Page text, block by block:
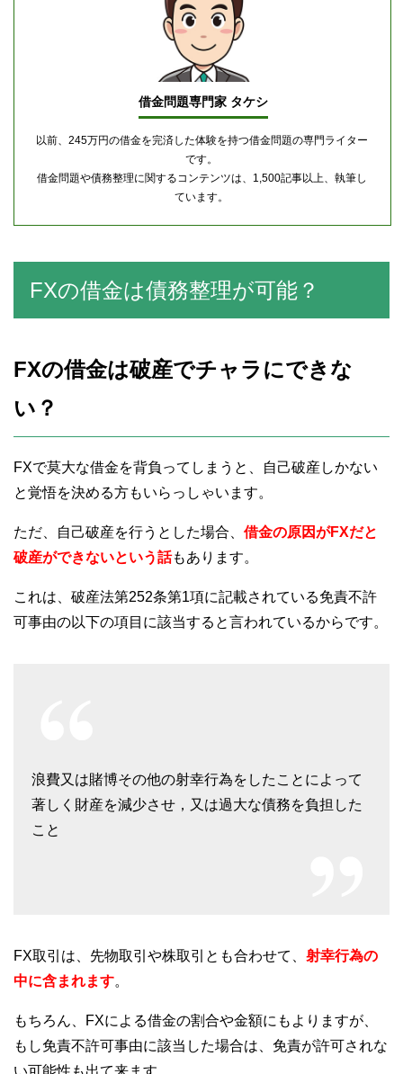
借金問題専門家 タケシ
以前、245万円の借金を完済した体験を持つ借金問題の専門ライター
です。
借金問題や債務整理に関するコンテンツは、1,500記事以上、執筆し
ています。
FXの借金は債務整理が可能？
FXの借金は破産でチャラにできな
い？
FXで莫大な借金を背負ってしまうと、自己破産しかない
と覚悟を決める方もいらっしゃいます。
ただ、自己破産を行うとした場合、 借金の原因がFXだと
破産ができないという話もあります。
これは、破産法第252条第1項に記載されている免責不許
可事由の以下の項目に該当すると言われているからです。
浪費又は賭博その他の射幸行為をしたことによって
著しく財産を減少させ，又は過大な債務を負担した
こと
FX取引は、先物取引や株取引とも合わせて、 射幸行為の
中に含まれます。
もちろん、FXによる借金の割合や金額にもよりますが、
もし免責不許可事由に該当した場合は、免責が許可されな